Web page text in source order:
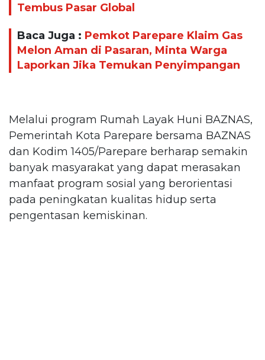
Tembus Pasar Global
Baca Juga : Pemkot Parepare Klaim Gas
Melon Aman di Pasaran, Minta Warga
Laporkan Jika Temukan Penyimpangan
Melalui program Rumah Layak Huni BAZNAS,
Pemerintah Kota Parepare bersama BAZNAS
dan Kodim 1405/Parepare berharap semakin
banyak masyarakat yang dapat merasakan
manfaat program sosial yang berorientasi
pada peningkatan kualitas hidup serta
pengentasan kemiskinan.